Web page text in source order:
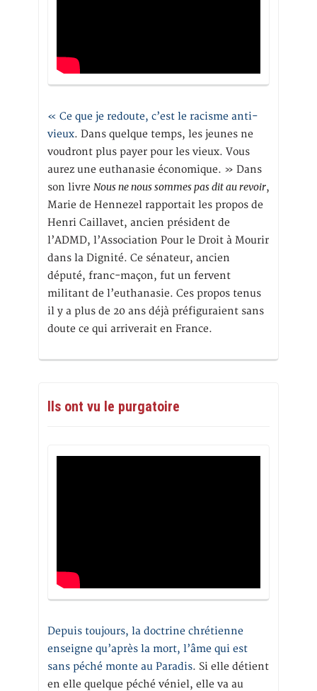
« Ce que je redoute, c’est le racisme anti-
vieux. Dans quelque temps, les jeunes ne
voudront plus payer pour les vieux. Vous
aurez une euthanasie économique. » Dans
son livre Nous ne nous sommes pas dit au revoir,
Marie de Hennezel rapportait les propos de
Henri Caillavet, ancien président de
l’ADMD, l’Association Pour le Droit à Mourir
dans la Dignité. Ce sénateur, ancien
député, franc-maçon, fut un fervent
militant de l’euthanasie. Ces propos tenus
il y a plus de 20 ans déjà préfiguraient sans
doute ce qui arriverait en France.
Ils ont vu le purgatoire
Depuis toujours, la doctrine chrétienne
enseigne qu’après la mort, l’âme qui est
sans péché monte au Paradis. Si elle détient
en elle quelque péché véniel, elle va au